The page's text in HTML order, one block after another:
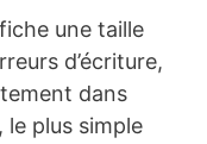
une taille
d’écriture,
dans
le plus simple